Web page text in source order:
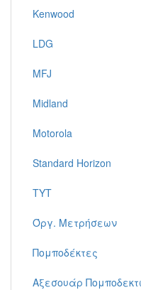
Kenwood
LDG
MFJ
Midland
Motorola
Standard Horizon
TYT
Όργ. Μετρήσεων
Πομποδέκτες
Αξεσουάρ